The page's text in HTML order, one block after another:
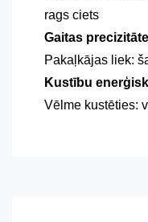
rags ciets
Gaitas precizitāte
Pakaļkājas liek:
Kustību
Vēlme kustēties: